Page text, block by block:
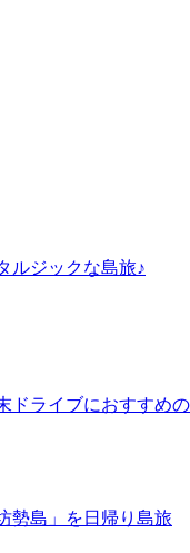
ルジックな島旅♪
ドライブにおすすめの
勢島」を日帰り島旅